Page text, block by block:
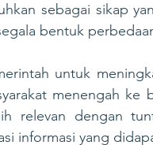
sebagai sikap
bentuk
untuk
menengah
relevan dengan
informasi yang